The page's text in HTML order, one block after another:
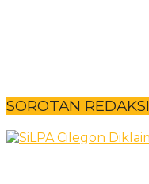
SOROTAN REDAKSI